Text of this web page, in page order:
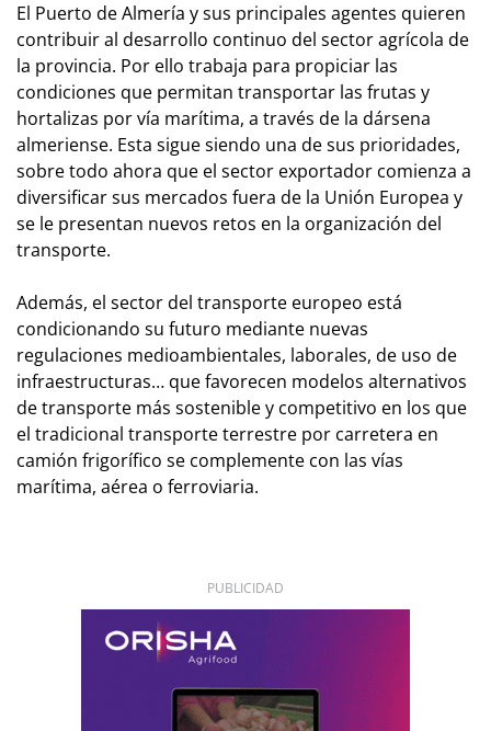
El Puerto de Almería y sus principales agentes quieren
contribuir al desarrollo continuo del sector agrícola de
la provincia. Por ello trabaja para propiciar las
condiciones que permitan transportar las frutas y
hortalizas por vía marítima, a través de la dársena
almeriense. Esta sigue siendo una de sus prioridades,
sobre todo ahora que el sector exportador comienza a
diversificar sus mercados fuera de la Unión Europea y
se le presentan nuevos retos en la organización del
transporte.
Además, el sector del transporte europeo está
condicionando su futuro mediante nuevas
regulaciones medioambientales, laborales, de uso de
infraestructuras… que favorecen modelos alternativos
de transporte más sostenible y competitivo en los que
el tradicional transporte terrestre por carretera en
camión frigorífico se complemente con las vías
marítima, aérea o ferroviaria.
PUBLICIDAD